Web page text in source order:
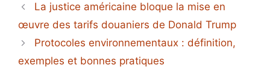
La justice américaine bloque la mise en
œuvre des tarifs douaniers de Donald Trump
Protocoles environnementaux : définition,
exemples et bonnes pratiques